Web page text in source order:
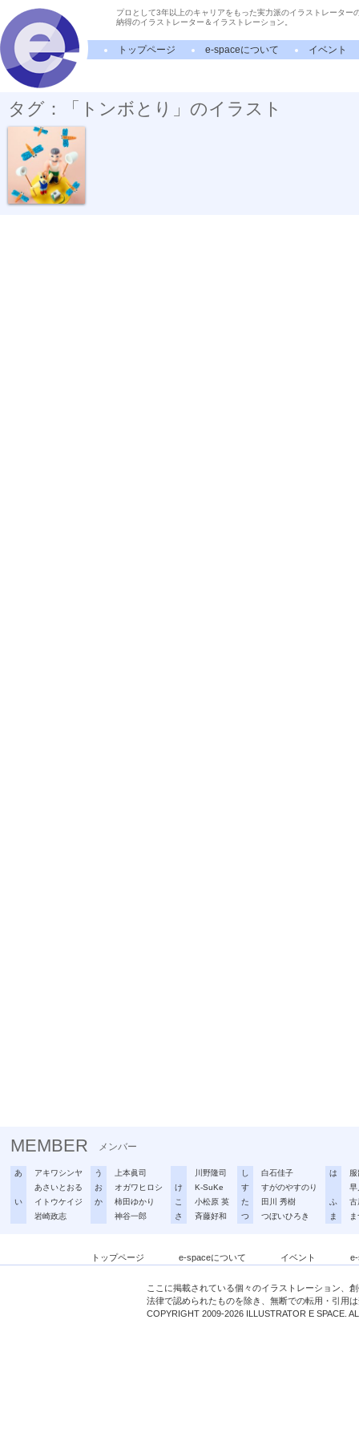
プロとして3年以上のキャリアをもった実力派のイラストレーター
納得のイラストレーター＆イラストレーション。
トップページ e-spaceについて イベント
タグ：「トンボとり」のイラスト
トンボとり
MEMBER メンバー
あ
アキワシンヤ
あさいとおる
い
イトウケイジ
岩崎政志
う
上本眞司
お
オガワヒロシ
か
柿田ゆかり
神谷一郎
川野隆司
け
K-SuKe
こ
小松原 英
さ
斉藤好和
し
白石佳子
す
すがのやすのり
た
田川 秀樹
つ
つぼいひろき
は
早
ふ
古
ま
トップページ e-spaceについて イベント
ここに掲載されている個々のイラストレーション、
法律で認められたものを除き、無断での転用・引用
COPYRIGHT 2009-2026 ILLUSTRATOR E SPACE.